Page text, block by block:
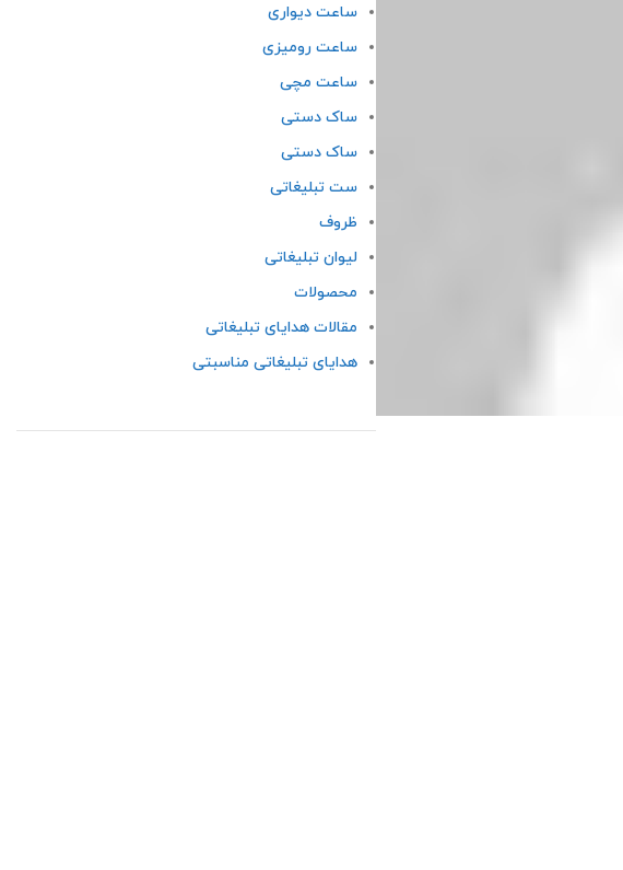
ساعت دیواری
ساعت رومیزی
ساعت مچی
ساک دستی
ساک دستی
ست تبلیغاتی
ظروف
لیوان تبلیغاتی
محصولات
مقالات هدایای تبلیغاتی
هدایای تبلیغاتی مناسبتی